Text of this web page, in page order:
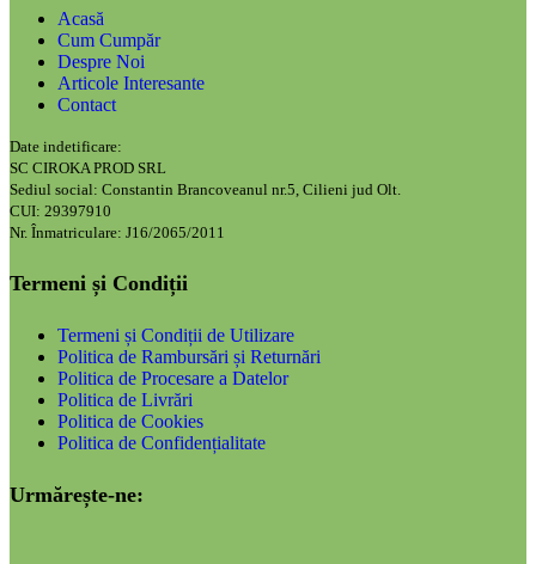
Acasă
Cum Cumpăr
Despre Noi
Articole Interesante
Contact
Date indetificare:
SC CIROKA PROD SRL
Sediul social: Constantin Brancoveanul nr.5, Cilieni jud Olt.
CUI: 29397910
Nr. Înmatriculare: J16/2065/2011
Termeni și Condiții
Termeni și Condiții de Utilizare
Politica de Rambursări și Returnări
Politica de Procesare a Datelor
Politica de Livrări
Politica de Cookies
Politica de Confidențialitate
Urmărește-ne: